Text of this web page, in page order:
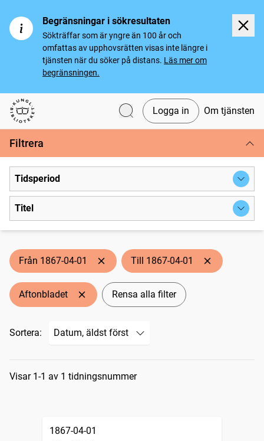
Begränsningar i sökresultaten
Sökträffar som är yngre än 100 år och
omfattas av upphovsrätten visas inte längre i
tjänsten när du söker på distans. Läs mer om
begränsningen.
Svenska tidningar
Logga in Om tjänsten
Filtrera
Tidsperiod
Titel
Från 1867-04-01 Till 1867-04-01
Aftonbladet Rensa alla filter
Sortera:
Sökresultat
Visar 1-1 av 1 tidningsnummer
1867-04-01